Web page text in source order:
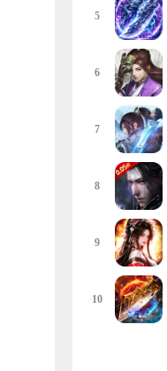
5
6
7
8
9
10